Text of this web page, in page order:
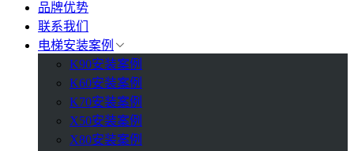
品牌优势
联系我们
电梯安装案例
K90安装案例
K60安装案例
K70安装案例
X50安装案例
X80安装案例